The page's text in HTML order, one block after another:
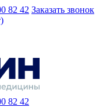
82 42 Заказать звонок
82 42